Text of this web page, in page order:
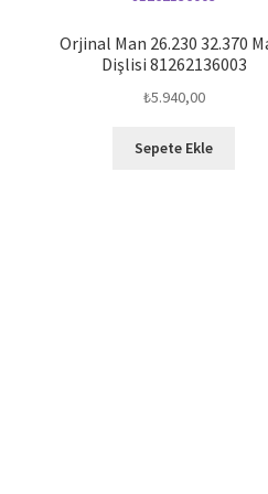
Orjinal Man 26.230 32.370
Dişlisi 81262136003
₺5.940,00
Sepete Ekle